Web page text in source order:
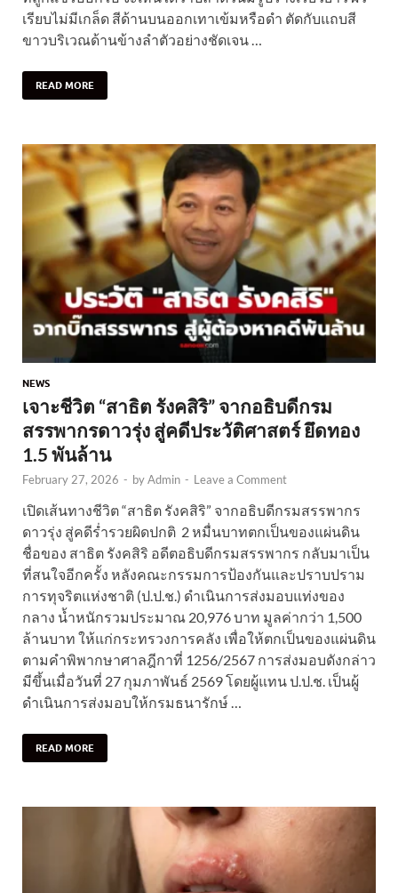
เรียบไม่มีเกล็ด สีด้านบนออกเทาเข้มหรือดำ ตัดกับแถบสี
ขาวบริเวณด้านข้างลำตัวอย่างชัดเจน …
READ MORE
NEWS
เจาะชีวิต “สาธิต รังคสิริ” จากอธิบดีกรม
สรรพากรดาวรุ่ง สู่คดีประวัติศาสตร์ ยึดทอง
1.5 พันล้าน
February 27, 2026 - byAdmin - Leave a Comment
เปิดเส้นทางชีวิต “สาธิต รังคสิริ” จากอธิบดีกรมสรรพากร
ดาวรุ่ง สู่คดีร่ำรวยผิดปกติ 2 หมื่นบาทตกเป็นของแผ่นดิน
ชื่อของ สาธิต รังคสิริ อดีตอธิบดีกรมสรรพากร กลับมาเป็น
ที่สนใจอีกครั้ง หลังคณะกรรมการป้องกันและปราบปราม
การทุจริตแห่งชาติ (ป.ป.ช.) ดำเนินการส่งมอบแท่งของ
กลาง น้ำหนักรวมประมาณ 20,976 บาท มูลค่ากว่า 1,500
ล้านบาท ให้แก่กระทรวงการคลัง เพื่อให้ตกเป็นของแผ่นดิน
ตามคำพิพากษาศาลฎีกาที่ 1256/2567 การส่งมอบดังกล่าว
มีขึ้นเมื่อวันที่ 27 กุมภาพันธ์ 2569 โดยผู้แทน ป.ป.ช. เป็นผู้
ดำเนินการส่งมอบให้กรมธนารักษ์ …
READ MORE